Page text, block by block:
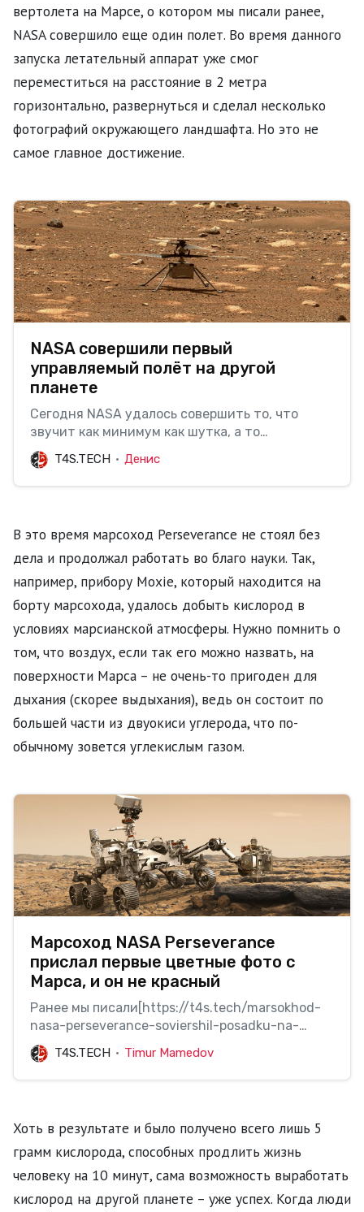
вертолета на Марсе, о котором мы писали ранее,
NASA совершило еще один полет. Во время данного
запуска летательный аппарат уже смог
переместиться на расстояние в 2 метра
горизонтально, развернуться и сделал несколько
фотографий окружающего ландшафта. Но это не
самое главное достижение.
NASA совершили первый
управляемый полёт на другой
планете
Сегодня NASA удалось совершить то, что
звучит как минимум как шутка, а то
ифантастика, – им удалось провести первый
управляемый полет с Земли, который
былсовершен на поверхности другой планеты,
неделю назад,11 апре…
T4S.TECH Денис
В это время марсоход Perseverance не стоял без
дела и продолжал работать во благо науки. Так,
например, прибору Moxie, который находится на
борту марсохода, удалось добыть кислород в
условиях марсианской атмосферы. Нужно помнить о
том, что воздух, если так его можно назвать, на
поверхности Марса – не очень-то пригоден для
дыхания (скорее выдыхания), ведь он состоит по
большей части из двуокиси углерода, что по-
обычному зовется углекислым газом.
Марсоход NASA Perseverance
прислал первые цветные фото с
Марса, и он не красный
Ранее мы писали[https://t4s.tech/marsokhod-
nasa-perseverance-soviershil-posadku-na-
marsie/] о том,что марсоход NASA
Perseverance совершил успешную посадку на
Красной планете. Впервые же моменты своего
Однако с…
T4S.TECH Timur Mamedov
Хоть в результате и было получено всего лишь 5
грамм кислорода, способных продлить жизнь
человеку на 10 минут, сама возможность выработать
кислород на другой планете – уже успех. Когда люди